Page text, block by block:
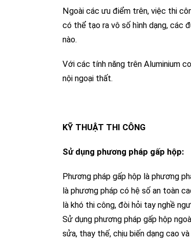
Ngoài các ưu điểm trên, việc thi
có thể tạo ra vô số hình dạng, các
nào.
Với các tính năng trên Aluminium
nội ngoại thất.
KỸ THUẬT THI CÔNG
Sử dụng phương pháp gấp hộp:
Phương pháp gấp hộp là phương
là phương pháp có hệ số an toàn
là khó thi công, đòi hỏi tay nghề
Sử dụng phương pháp gấp hộp
sửa, thay thế, chịu biến dạng cao